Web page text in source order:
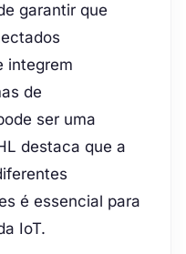
garantir que
integrem
de
ser uma
destaca que a
é essencial para
IoT.